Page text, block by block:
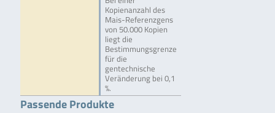
Kopienanzahl des
Mais-Referenzgens
von 50.000 Kopien
liegt die
Bestimmungsgrenze
für die
gentechnische
Veränderung bei 0,1
%.
Passende Produkte